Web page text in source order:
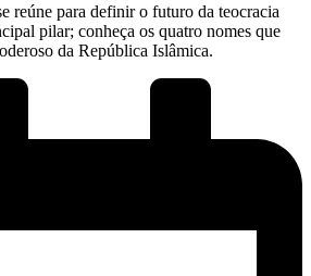
reúne para definir o futuro da teocracia
pilar; conheça os quatro nomes que
da República Islâmica.